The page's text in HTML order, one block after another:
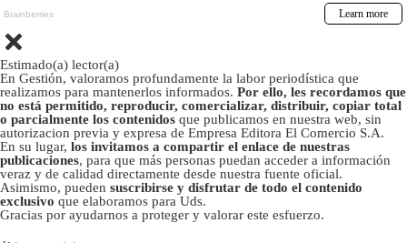
Estimado(a) lector(a)
En Gestión, valoramos profundamente la labor periodística que
realizamos para mantenerlos informados. Por ello, les recordamos que
no está permitido, reproducir, comercializar, distribuir, copiar total
o parcialmente los contenidos que publicamos en nuestra web, sin
autorizacion previa y expresa de Empresa Editora El Comercio S.A.
En su lugar, los invitamos a compartir el enlace de nuestras
publicaciones, para que más personas puedan acceder a información
veraz y de calidad directamente desde nuestra fuente oficial.
Asimismo, pueden suscribirse y disfrutar de todo el contenido
exclusivo que elaboramos para Uds.
Gracias por ayudarnos a proteger y valorar este esfuerzo.